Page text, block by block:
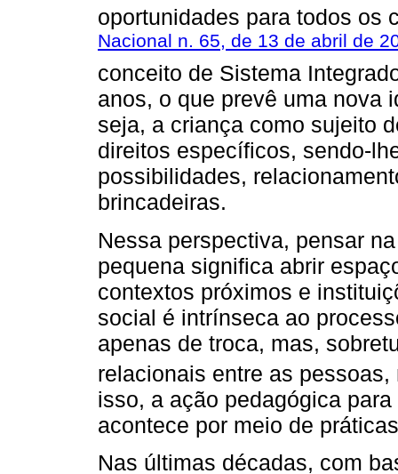
oportunidades para todos os
Nacional n. 65, de 13 de abril de
conceito de Sistema
anos, o que prevê uma nova
seja, a criança como sujeito
direitos específicos, sendo-
possibilidades,
brincadeiras.
Nessa perspectiva, pensar
pequena significa abrir
contextos próximos e
social é intrínseca ao
apenas de troca, mas,
relacionais entre as
isso, a ação pedagógica
acontece por meio de
Nas últimas décadas, com